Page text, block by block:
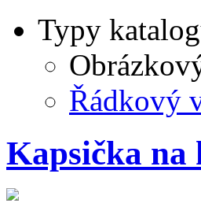
Typy
Řádkový
Kapsička na